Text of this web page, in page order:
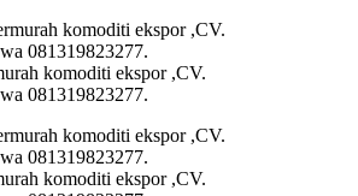
komoditi ekspor ,CV.
081319823277.
komoditi ekspor ,CV.